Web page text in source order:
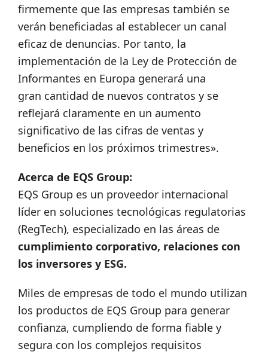
firmemente que las empresas también se
verán beneficiadas al establecer un canal
eficaz de denuncias. Por tanto, la
implementación de la Ley de Protección de
Informantes en Europa generará una
gran cantidad de nuevos contratos y se
reflejará claramente en un aumento
significativo de las cifras de ventas y
beneficios en los próximos trimestres».
Acerca de EQS Group:
EQS Group es un proveedor internacional
líder en soluciones tecnológicas regulatorias
(RegTech), especializado en las áreas de
cumplimiento corporativo, relaciones con
los inversores y ESG.
Miles de empresas de todo el mundo utilizan
los productos de EQS Group para generar
confianza, cumpliendo de forma fiable y
segura con los complejos requisitos